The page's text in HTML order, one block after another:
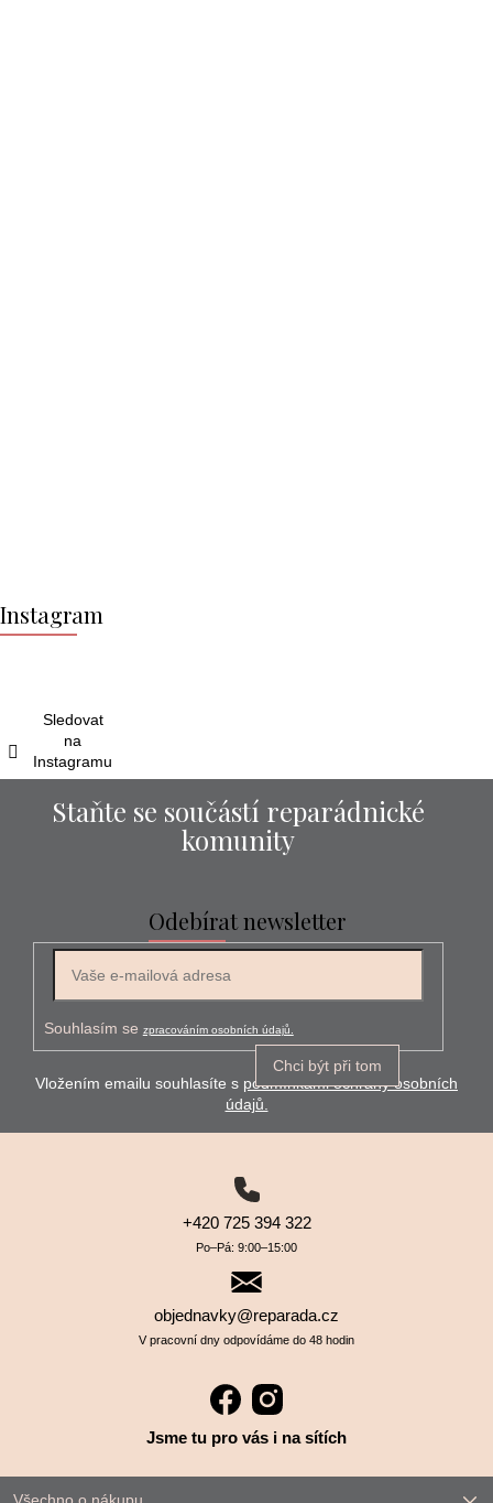
á
p
Instagram
Sledovat
na
Instagramu
Staňte se součástí reparádnické
komunity
Odebírat newsletter
Souhlasím se zpracováním osobních údajů.
Chci být při tom
Vložením emailu souhlasíte s podmínkami ochrany osobních
údajů.
+420 725 394 322
Po–⁠⁠⁠⁠⁠⁠Pá: 9:00–⁠⁠⁠⁠⁠⁠15:00
objednavky@reparada.cz
V pracovní dny odpovídáme do 48 hodin
Jsme tu pro vás i na sítích